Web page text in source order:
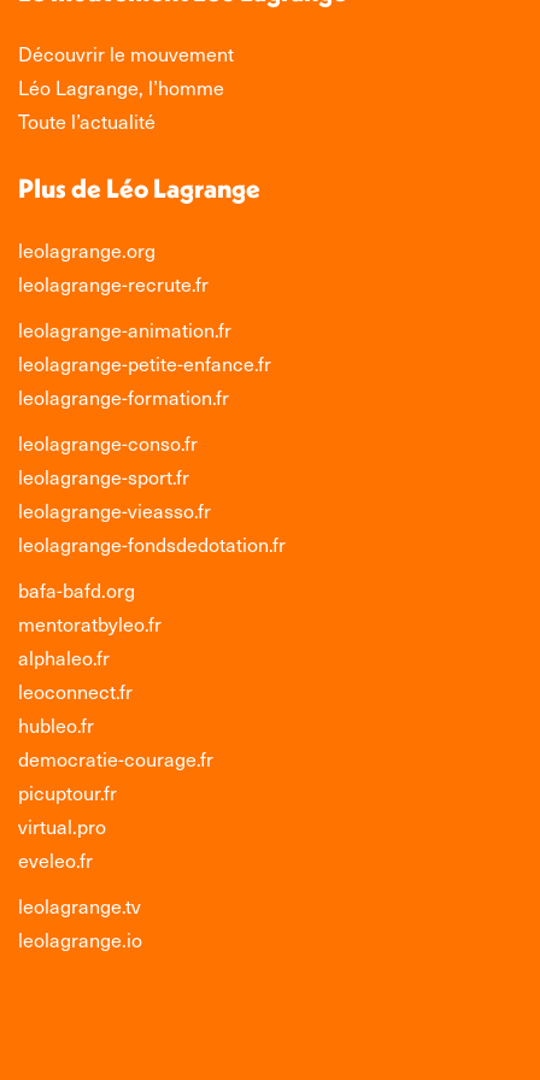
fenêtrefenêtrefenêtrefenêtre
Découvrir le mouvement
Léo Lagrange, l’homme
Toute l’actualité
Plus de Léo Lagrange
leolagrange.org
leolagrange-recrute.fr
leolagrange-animation.fr
leolagrange-petite-enfance.fr
leolagrange-formation.fr
leolagrange-conso.fr
leolagrange-sport.fr
leolagrange-vieasso.fr
leolagrange-fondsdedotation.fr
bafa-bafd.org
mentoratbyleo.fr
alphaleo.fr
leoconnect.fr
hubleo.fr
democratie-courage.fr
picuptour.fr
virtual.pro
eveleo.fr
leolagrange.tv
leolagrange.io